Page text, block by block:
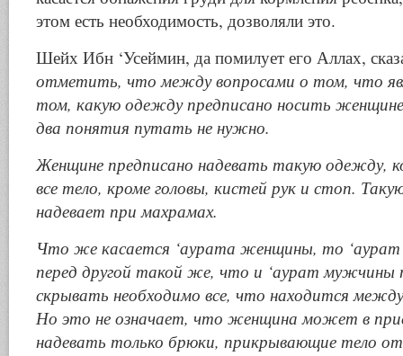
этом есть необходимость, дозволяли это.
Шейх Ибн ‘Усеймин, да помилует его Аллах,
отметить, что между вопросами о том, что
том, какую одежду предписано носить
два понятия путать не нужно.
Женщине предписано надевать такую одежду,
все тело, кроме головы, кистей рук и стоп.
надевает при махрамах.
Что же касается ‘аурата женщины, то
перед другой такой же, что и ‘аурат мужчины
скрывать необходимо все, что находится
Но это не означает, что женщина может в
надевать только брюки, прикрывающие тело от